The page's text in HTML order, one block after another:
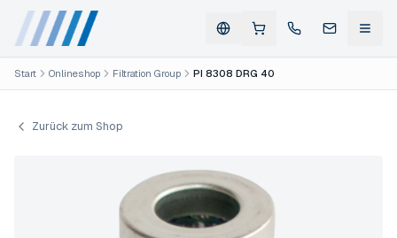
Start Onlineshop Filtration Group PI 8308 DRG 40
Zurück zum Shop